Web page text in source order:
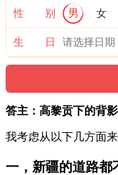
性 别 男 女
生 日
答主：高黎贡下的背影
我考虑从以下几方面
一，新疆的道路都